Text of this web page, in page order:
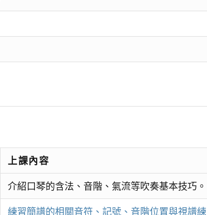
上課內容
介紹口琴的含法、音階、氣流等吹奏基本技巧。
練習簡譜的相關音符、記號、音階位置與視譜